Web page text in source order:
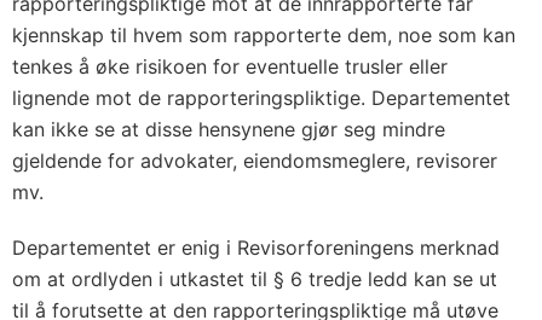
kjennskap til hvem som rapporterte dem, noe som kan
tenkes å øke risikoen for eventuelle trusler eller
lignende mot de rapporteringspliktige. Departementet
kan ikke se at disse hensynene gjør seg mindre
gjeldende for advokater, eiendomsmeglere, revisorer
mv.
Departementet er enig i Revisorforeningens merknad
om at ordlyden i utkastet til § 6 tredje ledd kan se ut
til å forutsette at den rapporteringspliktige må utøve